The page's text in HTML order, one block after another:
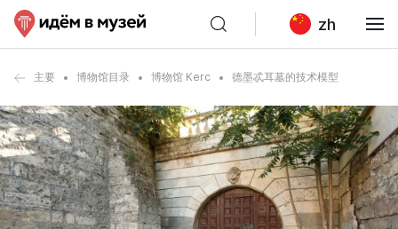
zh
主要 博物馆目录 博物馆 Kerc 德墨忒耳墓的技术模型